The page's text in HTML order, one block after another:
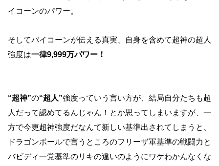
イコーンのパワー。
そしてバイコーンが伝える真実、自身を含めて超神の超人
強度は一律9,999万パワー！
“超神”の“超人”強度っていう言い方が、結局自分たちも超
人だって認めてるんじゃん！とか思ってしまいますが、一
方で今更超神強度だなんて新しい基準出されてしまうと、
ドラゴンボールで言うところのフリーザ軍基準の戦闘力と
バビディ一党基準のリキの違いのようにワケわかんなくな